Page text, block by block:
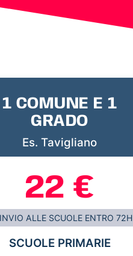
1 COMUNE E 1
GRADO
Es. Tavigliano
22 €
INVIO ALLE SCUOLE ENTRO 72H
SCUOLE PRIMARIE